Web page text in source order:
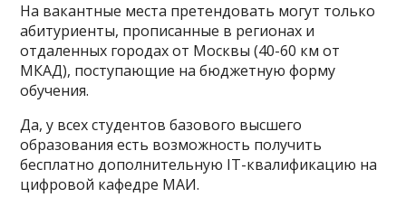
На вакантные места претендовать могут только
абитуриенты, прописанные в регионах и
отдаленных городах от Москвы (40-60 км от
МКАД), поступающие на бюджетную форму
обучения.
Да, у всех студентов базового высшего
образования есть возможность получить
бесплатно дополнительную IT-квалификацию на
цифровой кафедре МАИ.